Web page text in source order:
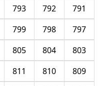
791
792
793
797
798
799
803
804
805
809
810
811